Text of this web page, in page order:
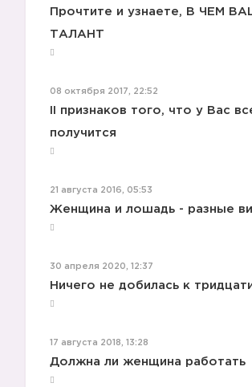
3️⃣
Прочтите и узнаете, В ЧЕМ
ТАЛАНТ
08 октября 2017, 22:52
II признаков того, что у Вас
получится
21 августа 2016, 05:53
Женщина и лошадь - разные
30 апреля 2020, 12:37
Ничего не добилась к
17 августа 2018, 13:28
Должна ли женщина работать